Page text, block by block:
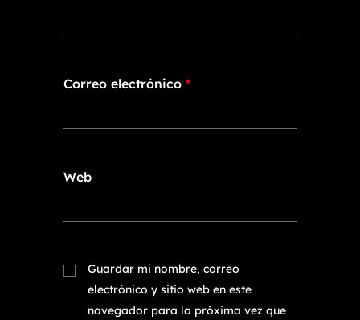
Correo electrónico *
Web
Guardar mi nombre, correo
electrónico y sitio web en este
navegador para la próxima vez que